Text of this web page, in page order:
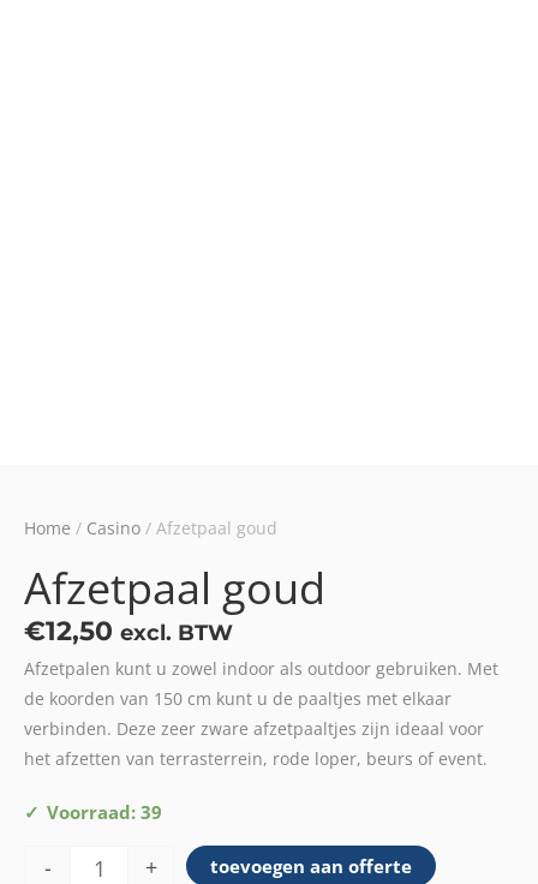
Home / Casino / Afzetpaal goud
Afzetpaal goud
€12,50 excl. BTW
Afzetpalen kunt u zowel indoor als outdoor gebruiken. Met
de koorden van 150 cm kunt u de paaltjes met elkaar
verbinden. Deze zeer zware afzetpaaltjes zijn ideaal voor
het afzetten van terrasterrein, rode loper, beurs of event.
Voorraad: 39
-
Afzetpaal
aantal
+ toevoegen aan offerte